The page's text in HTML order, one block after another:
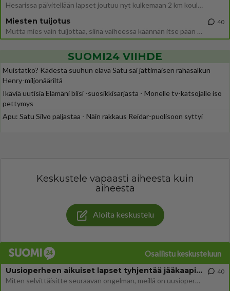
Hesarissa päivitellään lapset joutuu nyt kulkemaan 2 km kouluun jösses. Ruostefillarilla tuo matka menee vaikka miten äk
Miesten tuijotus
Mutta mies vain tuijottaa, siinä vaiheessa käännän itse pään pois. Mikä juttu? Yleensä jos joku tuijottaa tai katsoo, hä
40
SUOMI24 VIIHDE
Muistatko? Kädestä suuhun elävä Satu sai jättimäisen rahasalkun
Henry-miljonääriltä
Ikäviä uutisia Elämäni biisi -suosikkisarjasta - Monelle tv-katsojalle iso
pettymys
Apu: Satu Silvo paljastaa - Näin rakkaus Reidar-puolisoon syttyi
Keskustele vapaasti aiheesta kuin
aiheesta
Aloita keskustelu
Osallistu keskusteluun
Uusioperheen aikuiset lapset tyhjentää jääkaapin käydessään
Miten selvittäisitte seuraavan ongelman, meillä on uusioperhe, minulla teini-ikäiset lapset ja puolisolla aikuiset, jotk
40